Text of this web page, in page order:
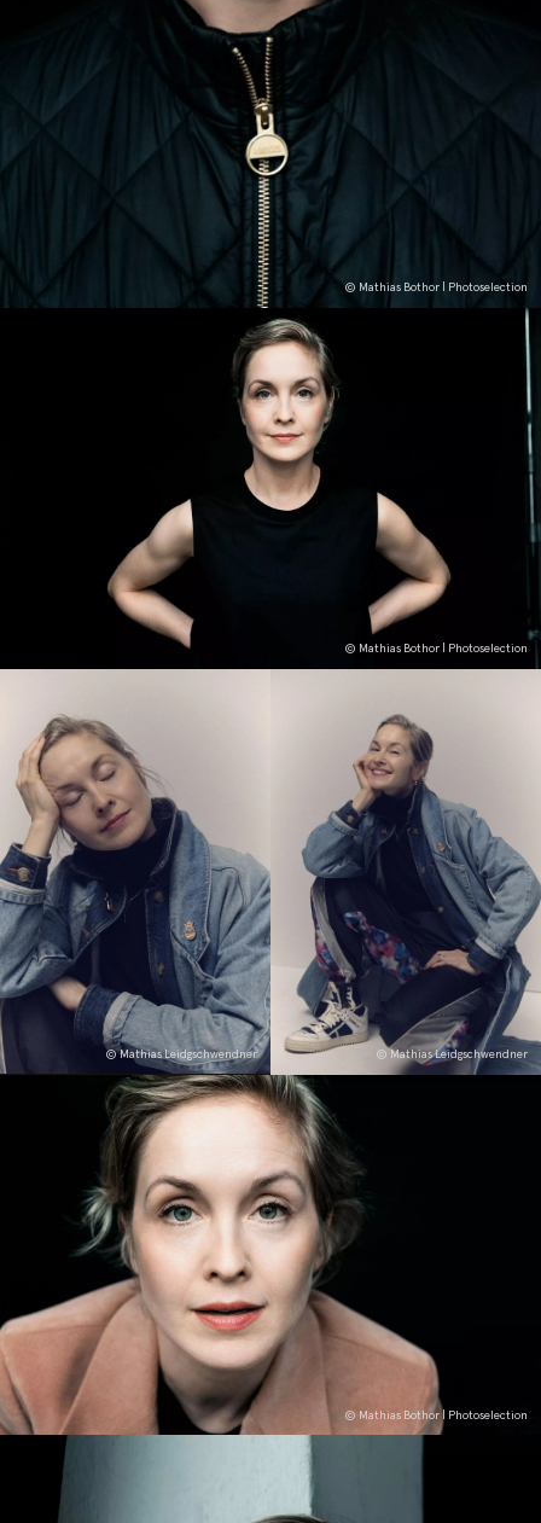
© Mathias Bothor | Photoselection
© Mathias Bothor | Photoselection
© Mathias Leidgschwendner © Mathias Leidgschwendner
© Mathias Bothor | Photoselection